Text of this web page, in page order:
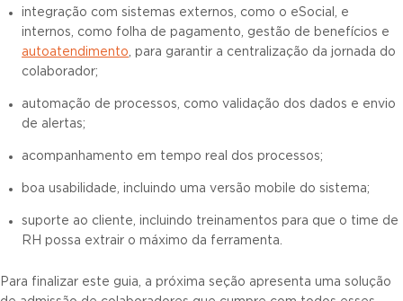
integração com sistemas externos, como o eSocial, e
internos, como folha de pagamento, gestão de benefícios e
autoatendimento, para garantir a centralização da jornada do
colaborador;
automação de processos, como validação dos dados e envio
de alertas;
acompanhamento em tempo real dos processos;
boa usabilidade, incluindo uma versão mobile do sistema;
suporte ao cliente, incluindo treinamentos para que o time de
RH possa extrair o máximo da ferramenta.
Para finalizar este guia, a próxima seção apresenta uma solução